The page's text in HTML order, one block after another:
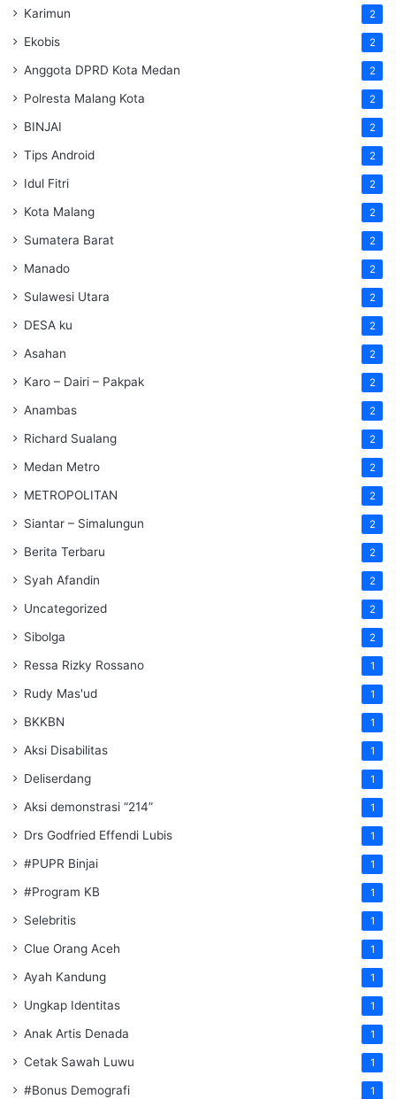
Karimun 2
Ekobis 2
Anggota DPRD Kota Medan 2
Polresta Malang Kota 2
BINJAI 2
Tips Android 2
Idul Fitri 2
Kota Malang 2
Sumatera Barat 2
Manado 2
Sulawesi Utara 2
DESA ku 2
Asahan 2
Karo – Dairi – Pakpak 2
Anambas 2
Richard Sualang 2
Medan Metro 2
METROPOLITAN 2
Siantar – Simalungun 2
Berita Terbaru 2
Syah Afandin 2
Uncategorized 2
Sibolga 2
Ressa Rizky Rossano 1
Rudy Mas'ud 1
BKKBN 1
Aksi Disabilitas 1
Deliserdang 1
Aksi demonstrasi “214” 1
Drs Godfried Effendi Lubis 1
#PUPR Binjai 1
#Program KB 1
Selebritis 1
Clue Orang Aceh 1
Ayah Kandung 1
Ungkap Identitas 1
Anak Artis Denada 1
Cetak Sawah Luwu 1
#Bonus Demografi 1